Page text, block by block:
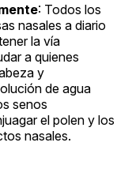
: Todos los
nasales a diario
la vía
a quienes
y
de agua
senos
el polen y los
nasales.